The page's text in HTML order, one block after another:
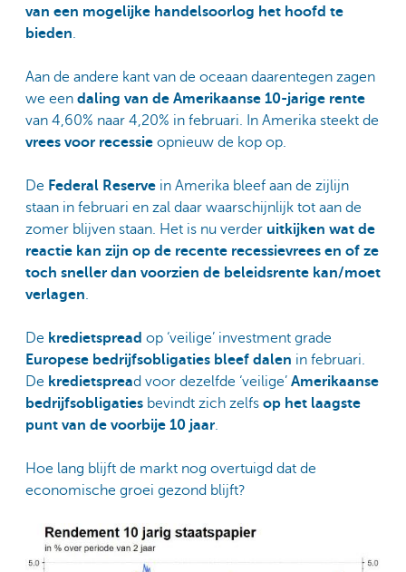
van een mogelijke handelsoorlog het hoofd te
bieden.
Aan de andere kant van de oceaan daarentegen zagen
we een daling van de Amerikaanse 10-jarige rente
van 4,60% naar 4,20% in februari. In Amerika steekt de
vrees voor recessie opnieuw de kop op.
De Federal Reserve in Amerika bleef aan de zijlijn
staan in februari en zal daar waarschijnlijk tot aan de
zomer blijven staan. Het is nu verder uitkijken wat de
reactie kan zijn op de recente recessievrees en of ze
toch sneller dan voorzien de beleidsrente kan/moet
verlagen.
De kredietspread op ‘veilige’ investment grade
Europese bedrijfsobligaties bleef dalen in februari.
De kredietspread voor dezelfde ‘veilige’ Amerikaanse
bedrijfsobligaties bevindt zich zelfs op het laagste
punt van de voorbije 10 jaar.
Hoe lang blijft de markt nog overtuigd dat de
economische groei gezond blijft?